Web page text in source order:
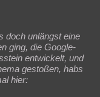
doch unlängst eine
ging, die Google-
entwickelt, und
gestoßen, habs
hier: